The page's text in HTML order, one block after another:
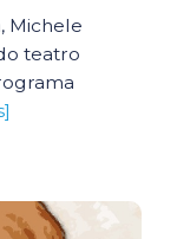
Michele
teatro